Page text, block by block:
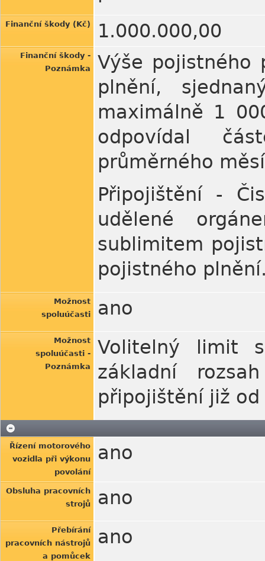
Finanční škody (Kč) 1.000.000,00
Finanční škody -
Poznámka
Výše pojistného
plnění,
maximálně 1
odpovídal
průměrného
Připojištění -
udělené
sublimitem
pojistného
Možnost
spoluúčasti
ano
Možnost
spoluúčasti -
Poznámka
Volitelný limit
základní
připojištění již od
Řízení motorového
vozidla při výkonu
povolání
ano
Obsluha pracovních
strojů
ano
Přebírání
pracovních nástrojů
a pomůcek
ano